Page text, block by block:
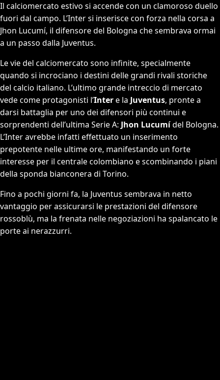
Il calciomercato estivo si accende con un clamoroso duello
fuori dal campo. L’Inter si inserisce con forza nella corsa a
Jhon Lucumí, il difensore del Bologna che sembrava ormai
a un passo dalla Juventus.
Le vie del calciomercato sono infinite, specialmente
quando si incrociano i destini delle grandi rivali storiche
del calcio italiano. L’ultimo grande intreccio di mercato
vede come protagonisti l’Intere la Juventus, pronte a
darsi battaglia per uno dei difensori più continui e
sorprendenti dell’ultima Serie A: Jhon Lucumídel Bologna.
L’Inter avrebbe infatti effettuato un inserimento
prepotente nelle ultime ore, manifestando un forte
interesse per il centrale colombiano e scombinando i piani
della sponda bianconera di Torino.
Fino a pochi giorni fa, la Juventus sembrava in netto
vantaggio per assicurarsi le prestazioni del difensore
rossoblù, ma la frenata nelle negoziazioni ha spalancato le
porte ai nerazzurri.